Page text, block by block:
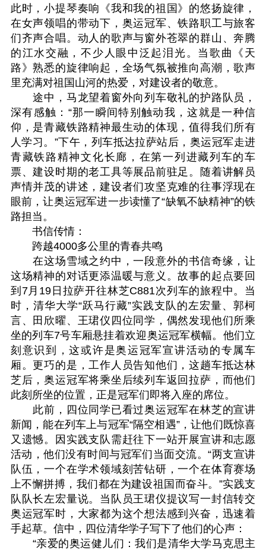
此时，小提琴奏响《我和我的祖国》的悠扬旋律，
在女声领唱的带动下，奥运冠军、铁路职工与旅客
们齐声合唱。动人的歌声与窗外苍翠的群山、奔腾
的江水交融，不少人眼中泛起泪光。当歌曲《天
路》熟悉的旋律响起，全场气氛被推向高潮，歌声
里充满对祖国山河的热爱，对建设者的敬意。
途中，马龙望着窗外向列车敬礼的护路队员，
深有感触：“那一瞬间特别触动我，这就是一种信
仰，是青藏铁路精神最生动的体现，值得我们所有
人学习。”下午，列车抵达拉萨站后，奥运冠军走进
青藏铁路精神文化长廊，在第一列进藏列车的车
票、建设时期的老工具等展品前驻足。随着讲解员
声情并茂的讲述，建设者们攻坚克难的往事浮现在
眼前，让奥运冠军进一步读懂了“缺氧不缺精神”的铁
路担当。
书信传情：
跨越4000多公里的青春共鸣
在这场雪域之约中，一段意外的书信奇缘，让
这场精神的对话更添温暖与意义。故事的起点要回
到7月19日拉萨开往林芝C881次列车的旅程中。当
时，清华大学“跃马行藏”实践支队的左宏量、郭柯
言、田欣曜、王珺仪四位同学，偶然发现他们所乘
坐的列车7号车厢悬挂着欢迎奥运冠军横幅。他们立
刻意识到，这或许是奥运冠军宣讲活动的专属车
厢。更巧的是，工作人员告知他们，这趟车抵达林
芝后，奥运冠军将乘坐后续列车返回拉萨，而他们
此刻所坐的位置，正是冠军们即将入座的席位。
此前，四位同学已看过奥运冠军在林芝的宣讲
新闻，能在列车上与冠军“隔空相遇”，让他们既惊喜
又遗憾。因实践支队需赶往下一站开展宣讲和志愿
活动，他们没有时间与冠军们当面交流。“两支宣讲
队伍，一个在学术领域刻苦钻研，一个在体育赛场
上不懈拼搏，我们都在为建设祖国而奋斗。”实践支
队队长左宏量说。当队员王珺仪提议写一封信转交
奥运冠军时，大家都为这个想法感到兴奋，迅速着
手起草。信中，四位清华学子写下了他们的心声：
“亲爱的奥运健儿们：我们是清华大学马克思主